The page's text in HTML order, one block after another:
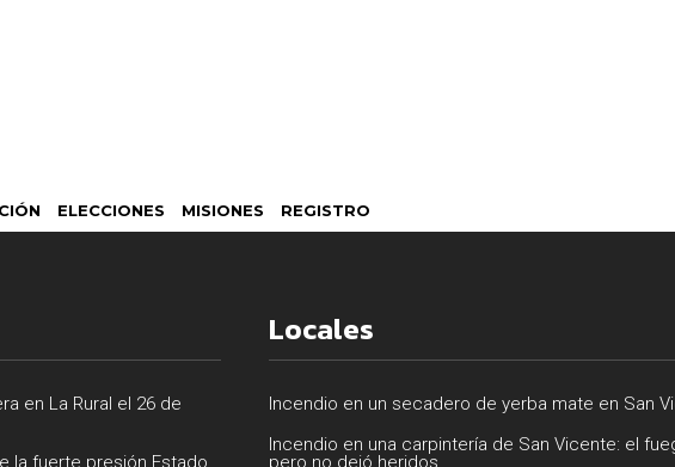
ELECCIONES MISIONES REGISTRO
en La Rural el 26 de
la fuerte presión Estado
Locales
Incendio en un secadero de yerba mate en San
Incendio en una carpintería de San Vicente: el
pero no dejó heridos